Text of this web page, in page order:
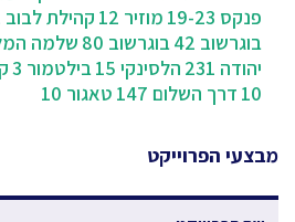
פנקס 19-23
מוזיר 12 קהילת לבוב 2
בוגרשוב 42
בוגרשוב 80 שלמה המלך
יהודה 231
הלסינקי 15 בילטמור 3
10 דרך השלום 147 טאגור 10
מבצעי הפרוייקט